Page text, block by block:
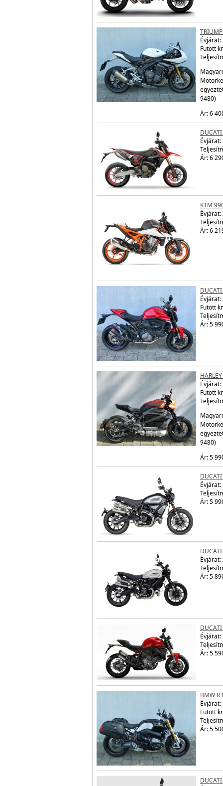
Évjárat:
Futott
9480)
Ár: 6
Évjárat:
Ár: 6
KTM
Évjárat:
Ár: 6
Évjárat:
Futott
Ár: 5
Évjárat:
Futott
9480)
Ár: 5
Évjárat:
Ár: 5
Évjárat:
Ár: 5
Évjárat:
Ár: 5
BMW R
Évjárat:
Futott
Ár: 5